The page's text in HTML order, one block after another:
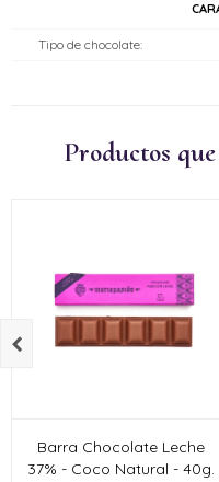
Tipo de chocolate
Productos
Barra Chocolate Leche
37% - Coco Natural - 40g.
